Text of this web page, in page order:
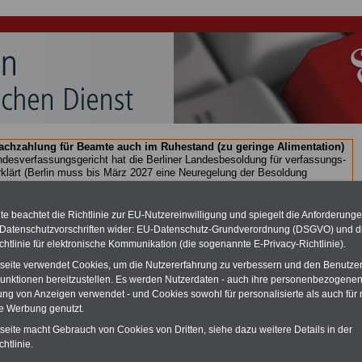
für Beamte auch im Ruhestand (zu geringe Alimentation)
hat die Berliner Landesbesoldung für verfassungs-
(Berlin muss bis März 2027 eine Neuregelung der Besoldung
mind. 3.000 und 13.000 Euro, Der INFO-SERVICE gibt hierzu eine
heraus, die unmittelbar nach dem Beschluss des Gesetzentwurfs der
vorgelegt wird (im II. Quartal.2026) >>>
zur (Vor)Bestellung
.
des öffentlichen Dienstes: Modernisierung von
beachtet die Richtlinie zur EU-Nutzereinwilligung und spiegelt die
wider: EU-Datenschutz-Grundverordnung (DSGVO) und
für elektronische Kommunikation (die sogenannte E-Privacy-Richtlinie).
verwendet Cookies, um die Nutzererfahrung zu verbessern und den
bereitzustellen. Es werden Nutzerdaten - auch ihre
von Anzeigen verwendet - und Cookies sowohl für personalisierte als auch für
Werbung genutzt.
macht Gebrauch von Cookies von Dritten, siehe dazu weitere Details in der